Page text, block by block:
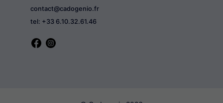
contact@cadogenio.fr
tel: +33 6.10.32.61.46